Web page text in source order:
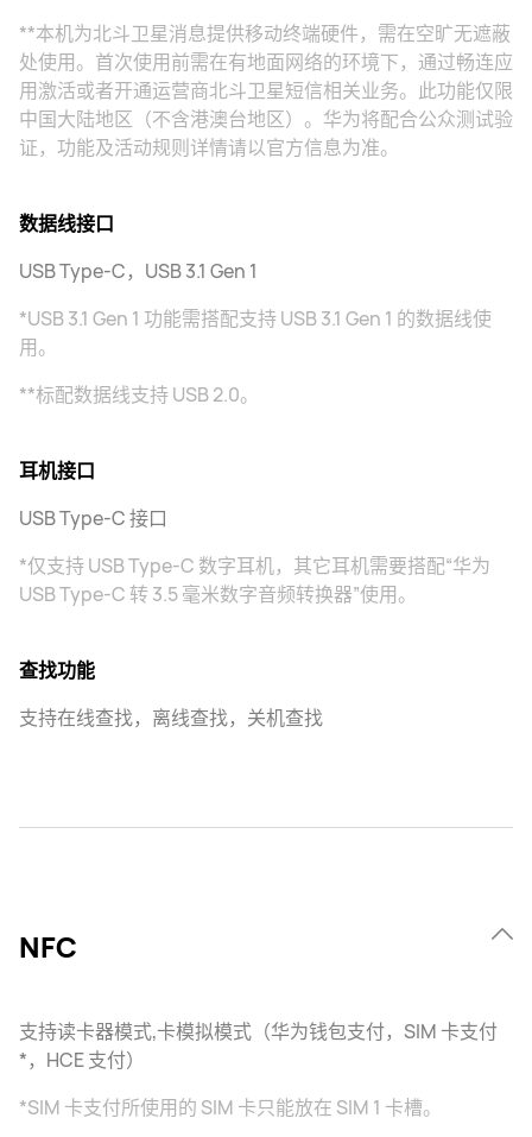
**本机为北斗卫星消息提供移动终端硬件，需在空旷无遮蔽
处使用。首次使用前需在有地面网络的环境下，通过畅连应
用激活或者开通运营商北斗卫星短信相关业务。此功能仅限
中国大陆地区（不含港澳台地区）。华为将配合公众测试验
证，功能及活动规则详情请以官方信息为准。
数据线接口
USB Type-C，USB 3.1 Gen 1
*USB 3.1 Gen 1 功能需搭配支持 USB 3.1 Gen 1 的数据线使
用。
**标配数据线支持 USB 2.0。
耳机接口
USB Type-C 接口
*仅支持 USB Type-C 数字耳机，其它耳机需要搭配“华为
USB Type-C 转 3.5 毫米数字音频转换器”使用。
查找功能
支持在线查找，离线查找，关机查找
NFC
支持读卡器模式,卡模拟模式（华为钱包支付，SIM 卡支付
*，HCE 支付）
*SIM 卡支付所使用的 SIM 卡只能放在 SIM 1 卡槽。